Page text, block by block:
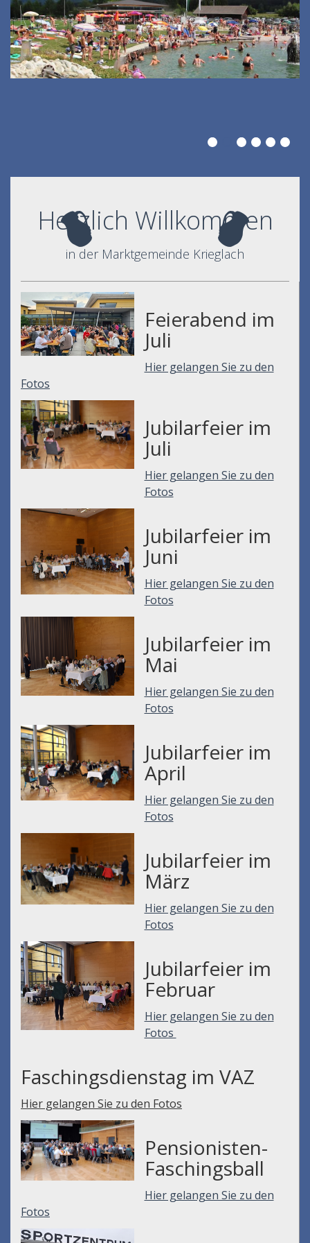
Herzlich Willkommen
in der Marktgemeinde Krieglach
Feierabend im
Juli
Hier gelangen Sie zu den
Fotos
Jubilarfeier im
Juli
Hier gelangen Sie zu den
Fotos
Jubilarfeier im
Juni
Hier gelangen Sie zu den
Fotos
Jubilarfeier im
Mai
Hier gelangen Sie zu den
Fotos
Jubilarfeier im
April
Hier gelangen Sie zu den
Fotos
Jubilarfeier im
März
Hier gelangen Sie zu den
Fotos
Jubilarfeier im
Februar
Hier gelangen Sie zu den
Fotos
Faschingsdienstag im VAZ
Hier gelangen Sie zu den Fotos
Pensionisten-
Faschingsball
Hier gelangen Sie zu den
Fotos